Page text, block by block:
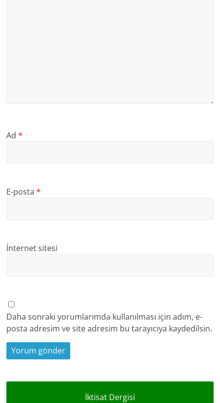
Ad*
E-posta*
İnternet sitesi
Daha sonraki yorumlarımda kullanılması için adım, e-
posta adresim ve site adresim bu tarayıcıya kaydedilsin.
İktisat Dergisi